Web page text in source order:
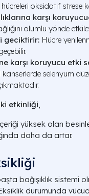
oksidatif strese
karşı
olumlu yönde
geciktirir: Hücre
karşı koruyucu etki
selenyum
etkinliği,
yüksek olan
daha da artar.
bağışıklık sistemi
durumunda